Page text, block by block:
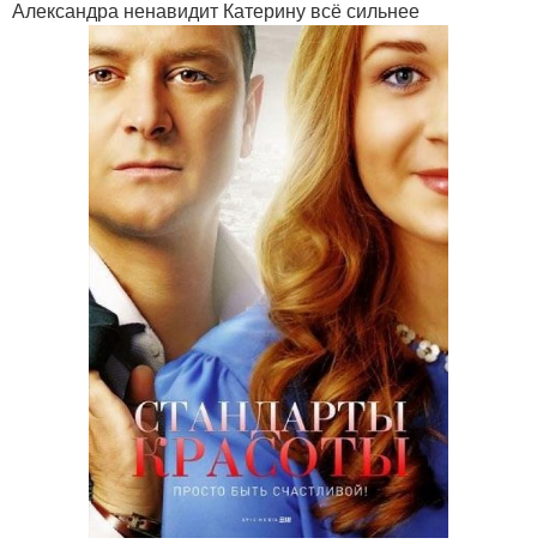
Александра ненавидит Катерину всё сильнее